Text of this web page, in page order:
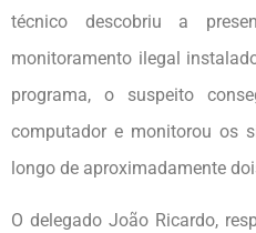
técnico descobriu a
monitoramento ilegal
programa, o suspeito
computador e monitorou os
longo de aproximadamente
O delegado João Ricardo,